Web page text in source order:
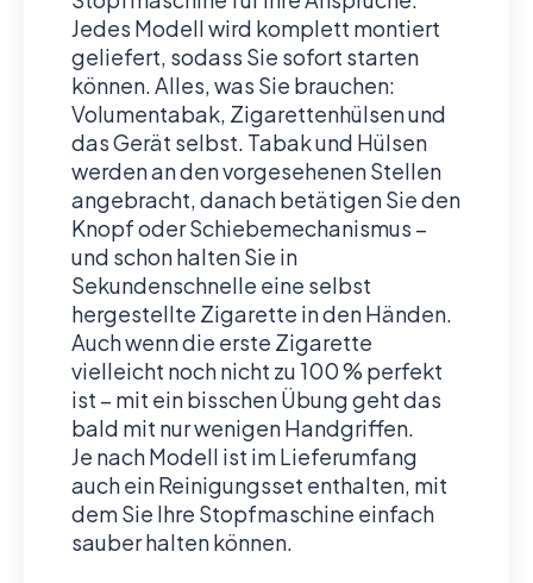
Jedes Modell wird komplett montiert
geliefert, sodass Sie sofort starten
können. Alles, was Sie brauchen:
Volumentabak, Zigarettenhülsen und
das Gerät selbst. Tabak und Hülsen
werden an den vorgesehenen Stellen
angebracht, danach betätigen Sie den
Knopf oder Schiebemechanismus –
und schon halten Sie in
Sekundenschnelle eine selbst
hergestellte Zigarette in den Händen.
Auch wenn die erste Zigarette
vielleicht noch nicht zu 100 % perfekt
ist – mit ein bisschen Übung geht das
bald mit nur wenigen Handgriffen.
Je nach Modell ist im Lieferumfang
auch ein Reinigungsset enthalten, mit
dem Sie Ihre Stopfmaschine einfach
sauber halten können.